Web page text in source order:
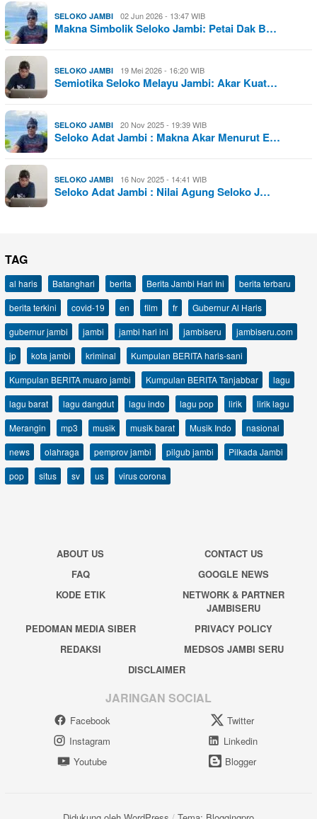
SELOKO JAMBI 02 Jun 2026 - 13:47 WIB
Makna Simbolik Seloko Jambi: Petai Dak B…
SELOKO JAMBI 19 Mei 2026 - 16:20 WIB
Semiotika Seloko Melayu Jambi: Akar Kuat…
SELOKO JAMBI 20 Nov 2025 - 19:39 WIB
Seloko Adat Jambi : Makna Akar Menurut E…
SELOKO JAMBI 16 Nov 2025 - 14:41 WIB
Seloko Adat Jambi : Nilai Agung Seloko J…
TAG
al haris Batanghari berita Berita Jambi Hari Ini
berita terbaru
berita terkini
covid-19 en film fr
Gubernur Al Haris
gubernur jambi
jambi jambi hari ini jambiseru
jambiseru.com
jp
kota jambi kriminal
Kumpulan BERITA haris-sani
Kumpulan BERITA muaro jambi
Kumpulan BERITA Tanjabbar
lagu
lagu barat
lagu dangdut lagu indo lagu pop lirik
lirik lagu
Merangin
mp3 musik musik barat Musik Indo
nasional
news
olahraga pemprov jambi pilgub jambi
Pilkada Jambi
pop
situs sv us virus corona
ABOUT US
CONTACT US
FAQ
GOOGLE NEWS
KODE ETIK
NETWORK & PARTNER
JAMBISERU
PEDOMAN MEDIA SIBER
PRIVACY POLICY
REDAKSI
MEDSOS JAMBI SERU
DISCLAIMER
JARINGAN SOCIAL
Facebook
Twitter
Instagram
Linkedin
Youtube
Blogger